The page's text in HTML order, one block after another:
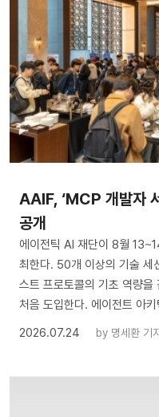
AAIF, ‘MCP 개발자
공개
에이전틱 AI 재단이 8월
최한다. 50개 이상의 기술 세
스트 프로토콜의 기초 역량
처음 도입한다. 에이전트 아
2026.07.24
by 명세환 기